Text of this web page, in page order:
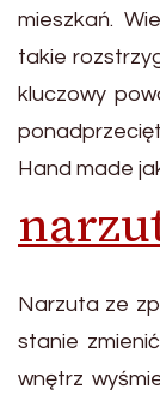
mieszkań.
takie
kluczowy
Hand made
Narzuta ze
stanie
wnętrz